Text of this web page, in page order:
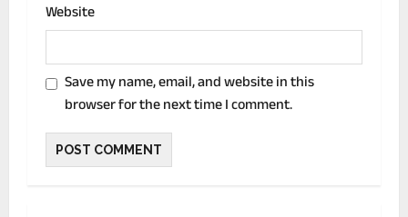
Website
Save my name, email, and website in this
browser for the next time I comment.